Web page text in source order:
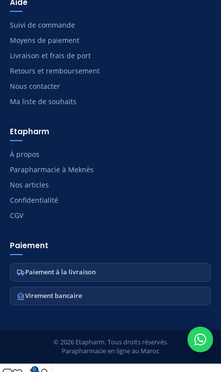
Aide
Suivi de commande
Moyens de paiement
Livraison et frais de port
Retours et remboursement
Nous contacter
Ma liste de souhaits
Etapharm
À propos
Parapharmacie à Meknès
Nos articles
Confidentialité
CGV
Paiement
Paiement à la livraison
Virement bancaire
© 2026 Etapharm. Tous droits réservés.
Parapharmacie en ligne au Maroc
0